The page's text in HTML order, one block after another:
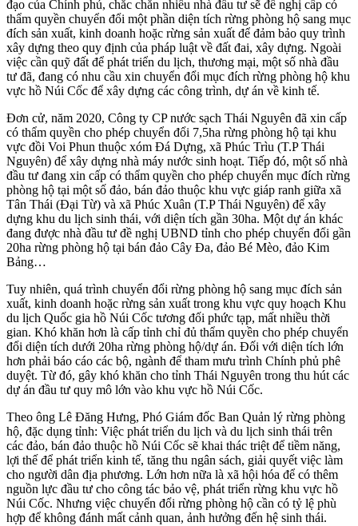
đạo của Chính phủ, chắc chắn nhiều nhà đầu tư sẽ đề nghị cấp có
thẩm quyền chuyển đổi một phần diện tích rừng phòng hộ sang mục
đích sản xuất, kinh doanh hoặc rừng sản xuất để đảm bảo quy trình
xây dựng theo quy định của pháp luật về đất đai, xây dựng. Ngoài
việc cần quỹ đất để phát triển du lịch, thương mại, một số nhà đầu
tư đã, đang có nhu cầu xin chuyển đổi mục đích rừng phòng hộ khu
vực hồ Núi Cốc để xây dựng các công trình, dự án về kinh tế.
Đơn cử, năm 2020, Công ty CP nước sạch Thái Nguyên đã xin cấp
có thẩm quyền cho phép chuyển đổi 7,5ha rừng phòng hộ tại khu
vực đồi Voi Phun thuộc xóm Đá Dựng, xã Phúc Trìu (T.P Thái
Nguyên) để xây dựng nhà máy nước sinh hoạt. Tiếp đó, một số nhà
đầu tư đang xin cấp có thẩm quyền cho phép chuyển mục đích rừng
phòng hộ tại một số đảo, bán đảo thuộc khu vực giáp ranh giữa xã
Tân Thái (Đại Từ) và xã Phúc Xuân (T.P Thái Nguyên) để xây
dựng khu du lịch sinh thái, với diện tích gần 30ha. Một dự án khác
đang được nhà đầu tư đề nghị UBND tỉnh cho phép chuyển đổi gần
20ha rừng phòng hộ tại bán đảo Cây Đa, đảo Bé Mèo, đảo Kim
Bảng…
Tuy nhiên, quá trình chuyển đổi rừng phòng hộ sang mục đích sản
xuất, kinh doanh hoặc rừng sản xuất trong khu vực quy hoạch Khu
du lịch Quốc gia hồ Núi Cốc tương đối phức tạp, mất nhiều thời
gian. Khó khăn hơn là cấp tỉnh chỉ đủ thẩm quyền cho phép chuyển
đổi diện tích dưới 20ha rừng phòng hộ/dự án. Đối với diện tích lớn
hơn phải báo cáo các bộ, ngành để tham mưu trình Chính phủ phê
duyệt. Từ đó, gây khó khăn cho tỉnh Thái Nguyên trong thu hút các
dự án đầu tư quy mô lớn vào khu vực hồ Núi Cốc.
Theo ông Lê Đăng Hưng, Phó Giám đốc Ban Quản lý rừng phòng
hộ, đặc dụng tỉnh: Việc phát triển du lịch và du lịch sinh thái trên
các đảo, bán đảo thuộc hồ Núi Cốc sẽ khai thác triệt để tiềm năng,
lợi thế để phát triển kinh tế, tăng thu ngân sách, giải quyết việc làm
cho người dân địa phương. Lớn hơn nữa là xã hội hóa để có thêm
nguồn lực đầu tư cho công tác bảo vệ, phát triển rừng khu vực hồ
Núi Cốc. Nhưng việc chuyển đổi rừng phòng hộ cần có tỷ lệ phù
hợp để không đánh mất cảnh quan, ảnh hưởng đến hệ sinh thái.